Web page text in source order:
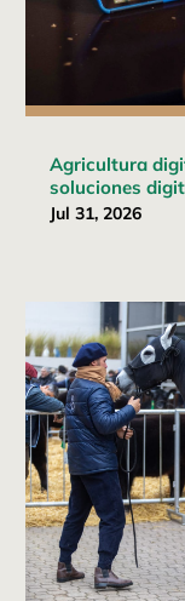
Agricultura
soluciones
Jul 31, 2026